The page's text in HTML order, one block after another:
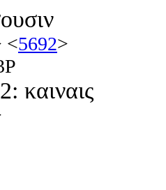
<5692>
καιναις